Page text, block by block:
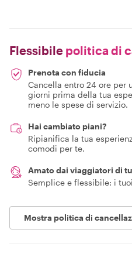
Flessibile politica di
Prenota con fiducia
Cancella entro 24 ore per
giorni prima della tua
meno le spese di servizio.
Hai cambiato piani?
Ripianifica la tua
comodi per te.
Amato dai viaggiatori di
Semplice e flessibile: i
Mostra politica di